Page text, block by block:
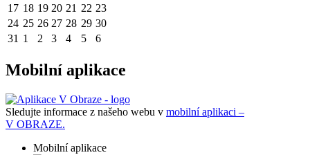
17 18 19 20 21 22 23
24 25 26 27 28 29 30
31 1 2 3 4 5 6
Mobilní aplikace
Sledujte informace z našeho webu v mobilní aplikaci –
V OBRAZE.
Mobilní aplikace